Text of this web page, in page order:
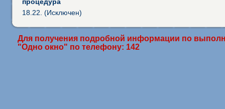
18.22. (Исключен)
Для получения подробной информации по
"Одно окно" по телефону: 142